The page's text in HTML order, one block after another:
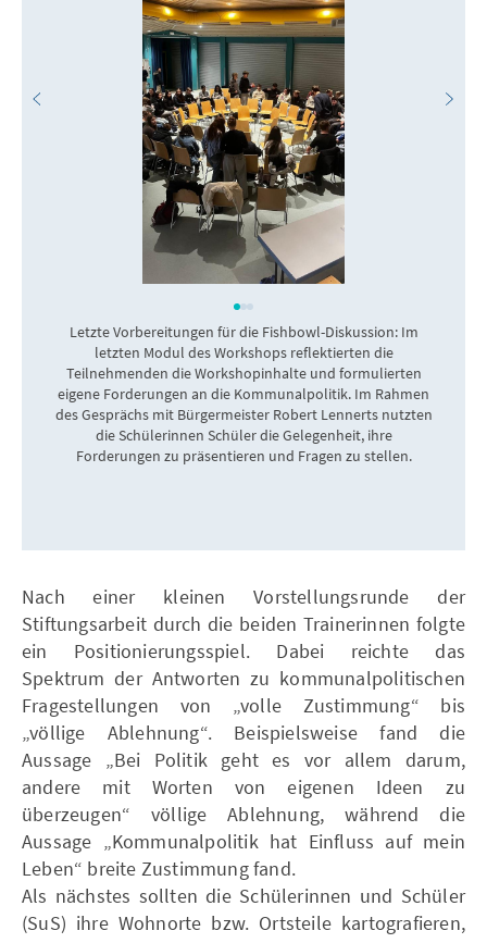
Letzte Vorbereitungen für die Fishbowl-Diskussion: Im
letzten Modul des Workshops reflektierten die
Teilnehmenden die Workshopinhalte und formulierten
eigene Forderungen an die Kommunalpolitik. Im Rahmen
des Gesprächs mit Bürgermeister Robert Lennerts nutzten
die Schülerinnen Schüler die Gelegenheit, ihre
Forderungen zu präsentieren und Fragen zu stellen.
Nach einer kleinen Vorstellungsrunde der
Stiftungsarbeit durch die beiden Trainerinnen folgte
ein Positionierungsspiel. Dabei reichte das
Spektrum der Antworten zu kommunalpolitischen
Fragestellungen von „volle Zustimmung“ bis
„völlige Ablehnung“. Beispielsweise fand die
Aussage „Bei Politik geht es vor allem darum,
andere mit Worten von eigenen Ideen zu
überzeugen“ völlige Ablehnung, während die
Aussage „Kommunalpolitik hat Einfluss auf mein
Leben“ breite Zustimmung fand.
Als nächstes sollten die Schülerinnen und Schüler
(SuS) ihre Wohnorte bzw. Ortsteile kartografieren,